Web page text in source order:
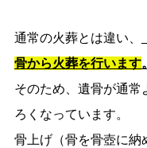
通常の火葬とは違い、
骨から火葬を行います。
そのため、遺骨が通常
ろくなっています。
骨上げ（骨を骨壺に納